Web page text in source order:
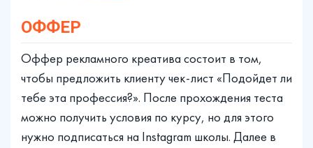
ОФФЕР
Оффер рекламного креатива состоит в том,
чтобы предложить клиенту чек-лист «Подойдет ли
тебе эта профессия?». После прохождения теста
можно получить условия по курсу, но для этого
нужно подписаться на Instagram школы. Далее в